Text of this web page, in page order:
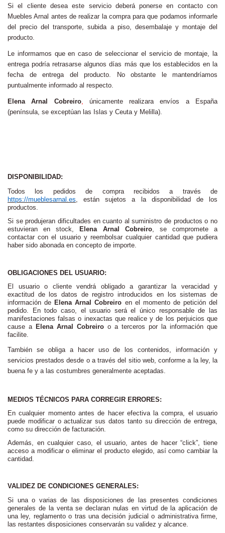
Si el cliente desea este servicio deberá ponerse en contacto con
Muebles Arnal antes de realizar la compra para que podamos informarle
del precio del transporte, subida a piso, desembalaje y montaje del
producto.
Le informamos que en caso de seleccionar el servicio de montaje, la
entrega podría retrasarse algunos días más que los establecidos en la
fecha de entrega del producto. No obstante le mantendríamos
puntualmente informado al respecto.
Elena Arnal Cobreiro, únicamente realizara envíos a España
(península, se exceptúan las Islas y Ceuta y Melilla).
DISPONIBILIDAD:
Todos los pedidos de compra recibidos a través de
https://mueblesarnal.es, están sujetos a la disponibilidad de los
productos.
Si se produjeran dificultades en cuanto al suministro de productos o no
estuvieran en stock,
Elena Arnal Cobreiro, se compromete a
contactar con el usuario y reembolsar cualquier cantidad que pudiera
haber sido abonada en concepto de importe.
OBLIGACIONES DEL USUARIO:
El usuario o cliente vendrá obligado a garantizar la veracidad y
exactitud de los datos de registro introducidos en los sistemas de
información de Elena Arnal Cobreiro en el momento de petición del
pedido. En todo caso, el usuario será el único responsable de las
manifestaciones falsas o inexactas que realice y de los perjuicios que
cause a Elena Arnal Cobreiro o a terceros por la información que
facilite.
También se obliga a hacer uso de los contenidos, información y
servicios prestados desde o a través del sitio web, conforme a la ley, la
buena fe y a las costumbres generalmente aceptadas.
MEDIOS TÉCNICOS PARA CORREGIR ERRORES:
En cualquier momento antes de hacer efectiva la compra, el usuario
puede modificar o actualizar sus datos tanto su dirección de entrega,
como su dirección de facturación.
Además, en cualquier caso, el usuario, antes de hacer “click”, tiene
acceso a modificar o eliminar el producto elegido, así como cambiar la
cantidad.
VALIDEZ DE CONDICIONES GENERALES:
Si una o varias de las disposiciones de las presentes condiciones
generales de la venta se declaran nulas en virtud de la aplicación de
una ley, reglamento o tras una decisión judicial o administrativa firme,
las restantes disposiciones conservarán su validez y alcance.